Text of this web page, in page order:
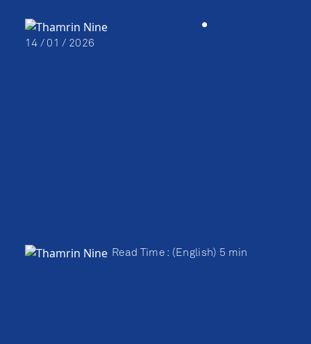
14 / 01 / 2026
•
Read Time : (English) 5 min